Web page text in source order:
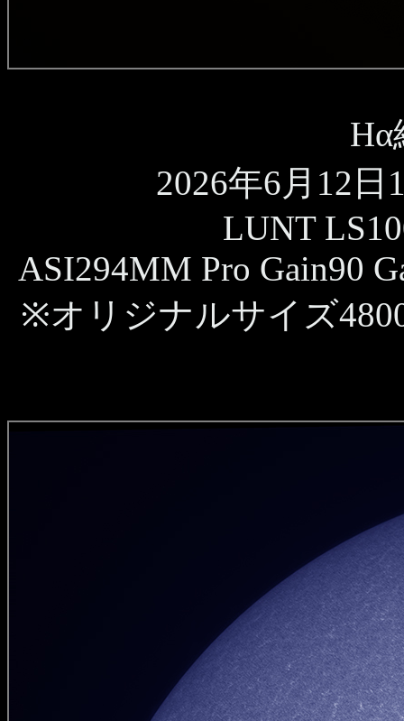
Hα
2026年6月12
LUNT
ASI294MM Pro Gain90
※オリジナルサイズ